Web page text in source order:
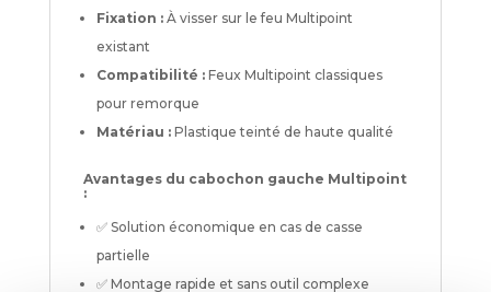
Fixation :À visser sur le feu Multipoint
existant
Compatibilité :Feux Multipoint classiques
pour remorque
Matériau :Plastique teinté de haute qualité
Avantages du cabochon gauche Multipoint
:
✅ Solution économique en cas de casse
partielle
✅ Montage rapide et sans outil complexe